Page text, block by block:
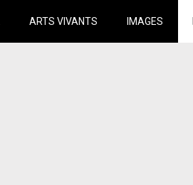
ARTS VIVANTS IMAGES